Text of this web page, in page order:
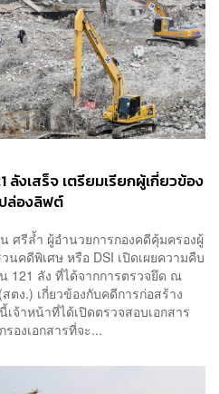
ลังเสร็จ เตรียมเรียกผู้เกี่ยวข้อง
ล่องลิฟต์
รีล้ำ ผู้อำนวยการกองคดีคุ้มครองผู้
คดีพิเศษ หรือ DSI เปิดเผยความคืบ
121 ลัง ที่ได้จากการตรวจยึด ณ
ง.) เกี่ยวข้องกับคดีการก่อสร้าง
จ้าหน้าที่ได้เปิดตรวจสอบเอกสาร
องเอกสารที่จะ...